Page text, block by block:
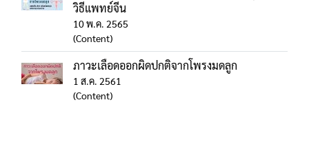
วิธีแพทย์จีน
10 พ.ค. 2565
(Content)
ภาวะเลือดออกผิดปกติจากโพรงมดลูก
1 ส.ค. 2561
(Content)